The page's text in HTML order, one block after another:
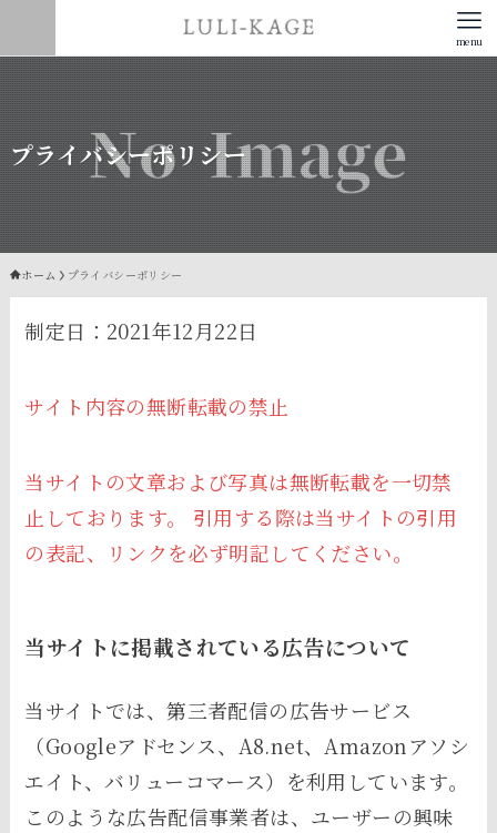
menu
プライバシーポリシー
ホーム プライバシーポリシー
制定日：2021年12月22日
サイト内容の無断転載の禁止
当サイトの文章および写真は無断転載を一切禁
止しております。 引用する際は当サイトの引用
の表記、リンクを必ず明記してください。
当サイトに掲載されている広告について
当サイトでは、第三者配信の広告サービス
（Googleアドセンス、A8.net、Amazonアソシ
エイト、バリューコマース）を利用しています。
このような広告配信事業者は、ユーザーの興味